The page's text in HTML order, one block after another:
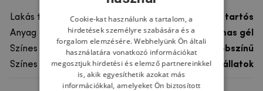
Lakás típusa
Gél, Ultra tartós
Anyag
rugalmas gél
Színes
többszínű
Színes motívum
Egyéb állatok
Cookie-kat használunk a tartalom, a
hirdetések személyre szabására és a
forgalom elemzésére. Webhelyünk Ön általi
használatára vonatkozó információkat
megosztjuk hirdetési és elemző partnereinkkel
is, akik egyesíthetik azokat más
információkkal, amelyeket Ön biztosított